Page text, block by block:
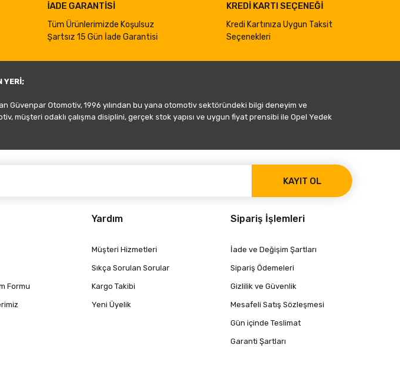
İADE GARANTİSİ
Tüm Ürünlerimizde Koşulsuz
Şartsız 15 Gün İade Garantisi
KREDİ KARTI SEÇENEĞİ
Kredi Kartınıza Uygun Taksit
Seçenekleri
YERİ;
Güvenpar Otomotiv, 1996 yılından bu yana otomotiv sektöründeki bilgi deneyim ve
müşteri odaklı çalışma disiplini, gerçek stok yapısı ve uygun fiyat prensibi ile Opel Yedek
KAYIT OL
Formu
Yardım
Müşteri Hizmetleri
Sıkça Sorulan Sorular
Kargo Takibi
Yeni Üyelik
Sipariş İşlemleri
İade ve Değişim Şartları
Sipariş Ödemeleri
Gizlilik ve Güvenlik
Mesafeli Satış Sözleşmesi
Gün içinde Teslimat
Garanti Şartları